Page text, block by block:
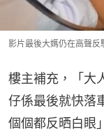
影片最後大媽仍在高聲反
樓主補充，「大
仔係最後就快落
個個都反晒白眼